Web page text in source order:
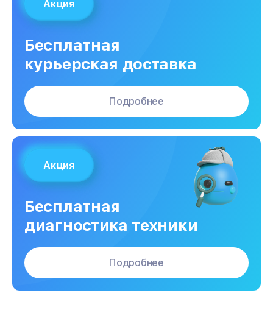
Акция
Бесплатная
курьерская доставка
Подробнее
Акция
Бесплатная
диагностика техники
Подробнее